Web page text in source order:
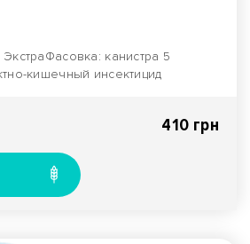
канистра 5
кишечный инсектицид
410 грн